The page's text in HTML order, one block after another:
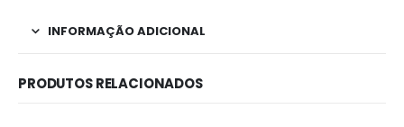
INFORMAÇÃO ADICIONAL
PRODUTOS RELACIONADOS